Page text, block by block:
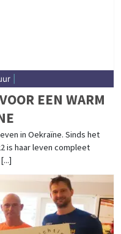
EEN WARM
in Oekraïne. Sinds het
is haar leven compleet